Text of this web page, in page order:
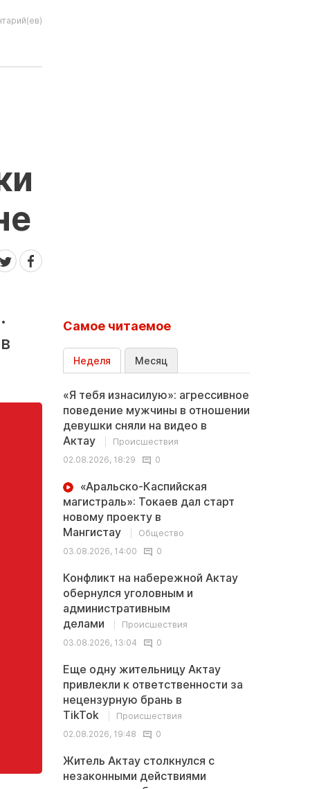
Самое читаемое
Неделя Месяц
«Я тебя изнасилую»: агрессивное
поведение мужчины в отношении
девушки сняли на видео в
Актау
Происшествия
02.08.2026, 18:29
0
«Аральско-Каспийская
магистраль»: Токаев дал старт
новому проекту в
Мангистау
Общество
03.08.2026, 14:00
0
Конфликт на набережной Актау
обернулся уголовным и
административным
делами
Происшествия
03.08.2026, 13:04
0
Еще одну жительницу Актау
привлекли к ответственности за
нецензурную брань в
TikTok
Происшествия
02.08.2026, 19:48
0
Житель Актау столкнулся с
незаконными действиями